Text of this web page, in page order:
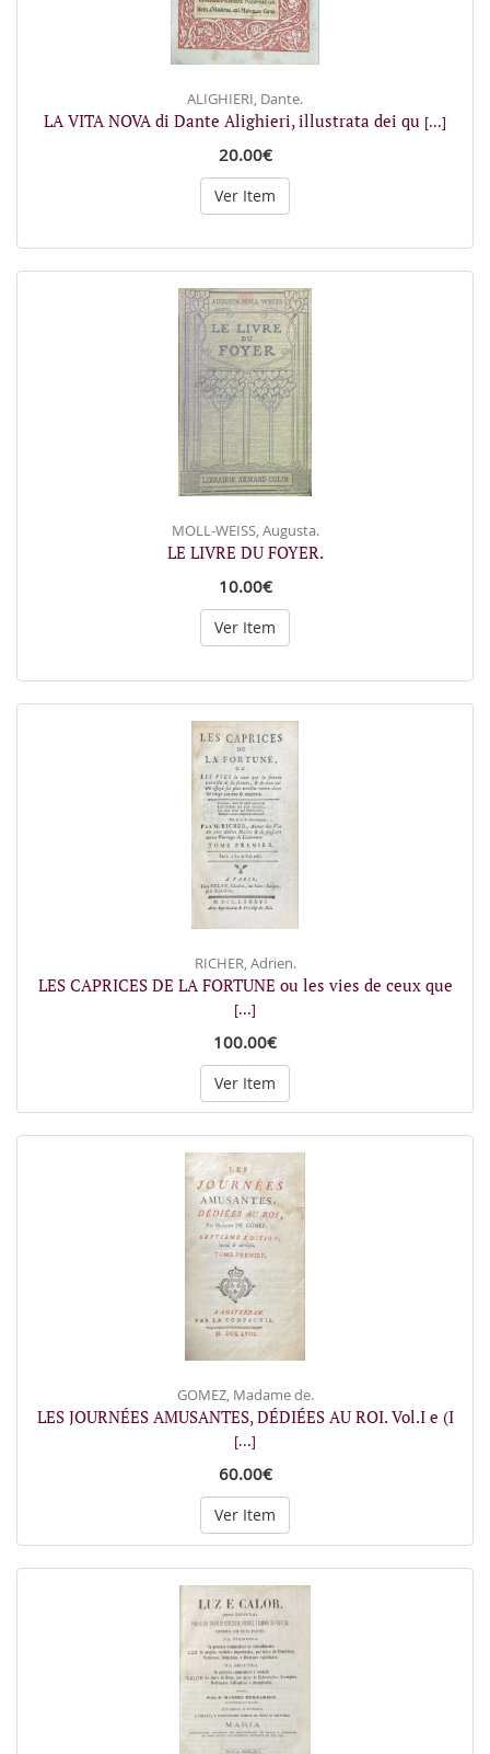
ALIGHIERI, Dante.
LA VITA NOVA di Dante Alighieri, illustrata dei qu [...]
20.00€
Ver Item
MOLL-WEISS, Augusta.
LE LIVRE DU FOYER.
10.00€
Ver Item
RICHER, Adrien.
LES CAPRICES DE LA FORTUNE ou les vies de ceux que
[...]
100.00€
Ver Item
GOMEZ, Madame de.
LES JOURNÉES AMUSANTES, DÉDIÉES AU ROI. Vol.I e (I
[...]
60.00€
Ver Item